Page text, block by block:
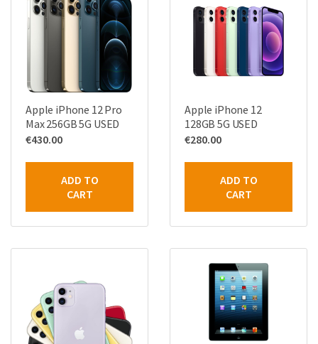
Apple iPhone 12 Pro
Max 256GB 5G USED
€430.00
ADD TO
CART
Apple iPhone 12
128GB 5G USED
€280.00
ADD TO
CART